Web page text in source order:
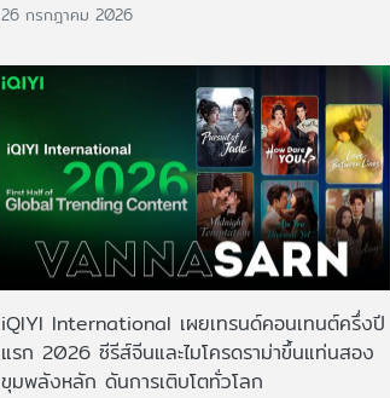
26 กรกฎาคม 2026
iQIYI International เผยเทรนด์คอนเทนต์ครึ่งปี
แรก 2026 ซีรีส์จีนและไมโครดราม่าขึ้นแท่นสอง
ขุมพลังหลัก ดันการเติบโตทั่วโลก